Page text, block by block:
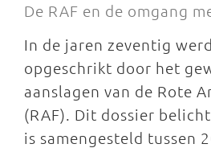
De RAF en de omgang
In de jaren zeventig
opgeschrikt door het
aanslagen van de Rote
(RAF). Dit dossier
is samengesteld tussen